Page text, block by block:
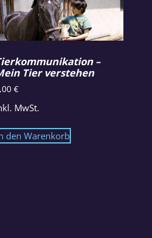
–
Tier verstehen
€
MwSt.
den Warenkorb